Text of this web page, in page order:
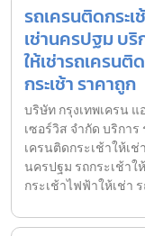
รถเครนติดกระเ
เช่านครปฐม บริ
ให้เช่ารถเครนติด
กระเช้า ราคาถูก
บริษัท กรุงเทพเครน แ
เซอร์วิส จำกัด บริการ
เครนติดกระเช้าให้เช่า
นครปฐม รถกระเช้าใ
กระเช้าไฟฟ้าให้เช่า ร